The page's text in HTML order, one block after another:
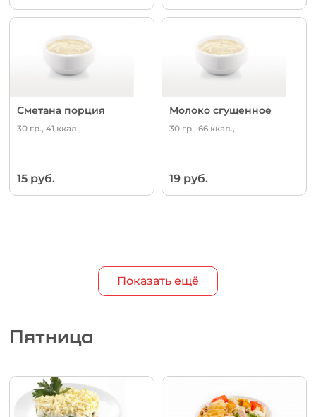
Сметана порция
30 гр., 41 ккал.,
15 руб.
Молоко сгущенное
30 гр., 66 ккал.,
19 руб.
Показать ещё
Пятница